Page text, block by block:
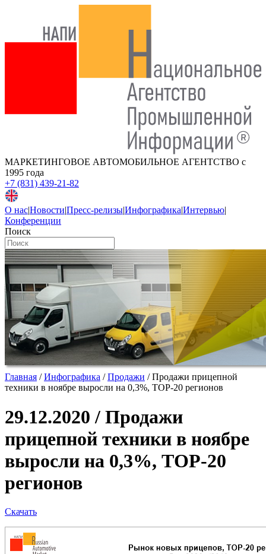
МАРКЕТИНГОВОЕ АВТОМОБИЛЬНОЕ АГЕНТСТВО с
1995 года
+7 (831) 439-21-82
О нас|Новости|Пресс-релизы|Инфографика|Интервью|
Конференции
Поиск
Главная /Инфографика /Продажи /Продажи прицепной
техники в ноябре выросли на 0,3%, ТОР-20 регионов
29.12.2020 / Продажи
прицепной техники в ноябре
выросли на 0,3%, ТОР-20
регионов
Скачать